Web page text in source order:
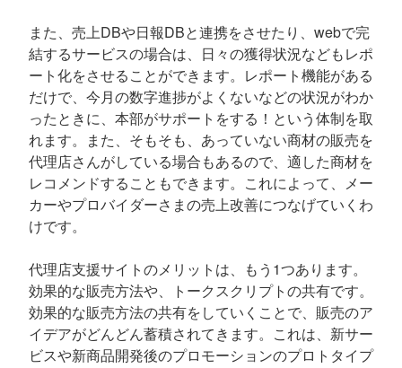
また、売上DBや日報DBと連携をさせたり、webで完
結するサービスの場合は、日々の獲得状況などもレポ
ート化をさせることができます。レポート機能がある
だけで、今月の数字進捗がよくないなどの状況がわか
ったときに、本部がサポートをする！という体制を取
れます。また、そもそも、あっていない商材の販売を
代理店さんがしている場合もあるので、適した商材を
レコメンドすることもできます。これによって、メー
カーやプロバイダーさまの売上改善につなげていくわ
けです。
代理店支援サイトのメリットは、もう1つあります。
効果的な販売方法や、トークスクリプトの共有です。
効果的な販売方法の共有をしていくことで、販売のア
イデアがどんどん蓄積されてきます。これは、新サー
ビスや新商品開発後のプロモーションのプロトタイプ